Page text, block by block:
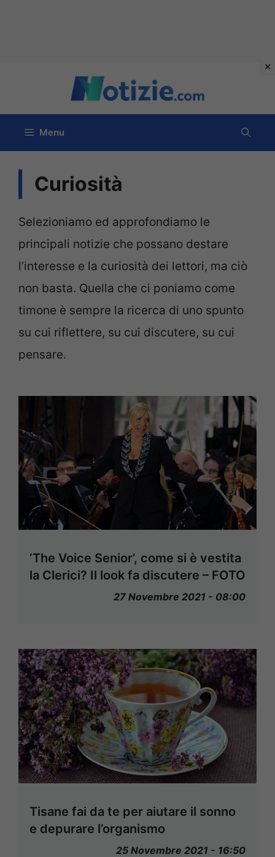
contenuto
Menu
Curiosità
Selezioniamo ed approfondiamo le
principali notizie che possano destare
l’interesse e la curiosità dei lettori, ma ciò
non basta. Quella che ci poniamo come
timone è sempre la ricerca di uno spunto
su cui riflettere, su cui discutere, su cui
pensare.
‘The Voice Senior’, come si è vestita
la Clerici? Il look fa discutere – FOTO
27 Novembre 2021 - 08:00
Tisane fai da te per aiutare il sonno
e depurare l’organismo
25 Novembre 2021 - 16:50